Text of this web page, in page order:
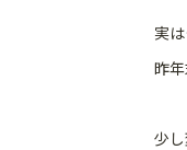
実
昨
少